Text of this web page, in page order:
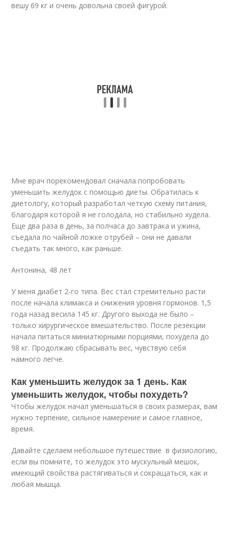
вешу 69 кг и очень довольна своей фигурой.
Мне врач порекомендовал сначала попробовать
уменьшить желудок с помощью диеты. Обратилась к
диетологу, который разработал четкую схему питания,
благодаря которой я не голодала, но стабильно худела.
Еще два раза в день, за полчаса до завтрака и ужина,
съедала по чайной ложке отрубей – они не давали
съедать так много, как раньше.
Антонина, 48 лет
У меня диабет 2-го типа. Вес стал стремительно расти
после начала климакса и снижения уровня гормонов. 1,5
года назад весила 145 кг. Другого выхода не было –
только хирургическое вмешательство. После резекции
начала питаться миниатюрными порциями, похудела до
98 кг. Продолжаю сбрасывать вес, чувствую себя
намного легче.
Как уменьшить желудок за 1 день. Как
уменьшить желудок, чтобы похудеть?
Чтобы желудок начал уменьшаться в своих размерах, вам
нужно терпение, сильное намерение и самое главное,
время.
Давайте сделаем небольшое путешествие в физиологию,
если вы помните, то желудок это мускульный мешок,
имеющий свойства растягиваться и сокращаться, как и
любая мышца.